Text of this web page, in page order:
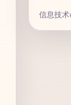
信息技术